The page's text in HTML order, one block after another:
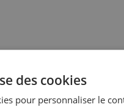
des cookies
pour personnaliser le